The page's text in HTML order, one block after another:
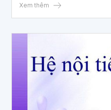
Xem thêm